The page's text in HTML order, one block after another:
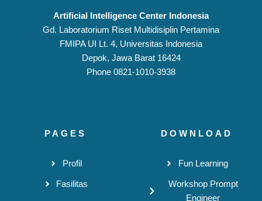
Artificial Intelligence Center Indonesia
Gd. Laboratorium Riset Multidisiplin Pertamina
FMIPA UI Lt. 4, Universitas Indonesia
Depok, Jawa Barat 16424
Phone 0821-1010-3938
PAGES
Profil
Fasilitas
DOWNLOAD
Fun Learning
Workshop Prompt
Engineer